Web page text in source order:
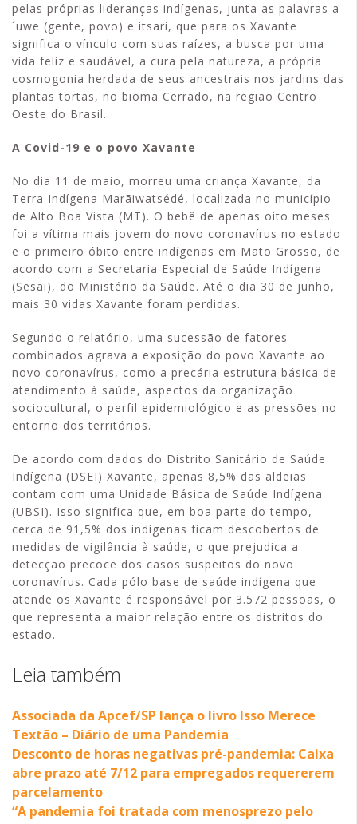
pelas próprias lideranças indígenas, junta as palavras a
´uwe (gente, povo) e itsari, que para os Xavante
significa o vínculo com suas raízes, a busca por uma
vida feliz e saudável, a cura pela natureza, a própria
cosmogonia herdada de seus ancestrais nos jardins das
plantas tortas, no bioma Cerrado, na região Centro
Oeste do Brasil.
A Covid-19 e o povo Xavante
No dia 11 de maio, morreu uma criança Xavante, da
Terra Indígena Marãiwatsédé, localizada no município
de Alto Boa Vista (MT). O bebê de apenas oito meses
foi a vítima mais jovem do novo coronavírus no estado
e o primeiro óbito entre indígenas em Mato Grosso, de
acordo com a Secretaria Especial de Saúde Indígena
(Sesai), do Ministério da Saúde. Até o dia 30 de junho,
mais 30 vidas Xavante foram perdidas.
Segundo o relatório, uma sucessão de fatores
combinados agrava a exposição do povo Xavante ao
novo coronavírus, como a precária estrutura básica de
atendimento à saúde, aspectos da organização
sociocultural, o perfil epidemiológico e as pressões no
entorno dos territórios.
De acordo com dados do Distrito Sanitário de Saúde
Indígena (DSEI) Xavante, apenas 8,5% das aldeias
contam com uma Unidade Básica de Saúde Indígena
(UBSI). Isso significa que, em boa parte do tempo,
cerca de 91,5% dos indígenas ficam descobertos de
medidas de vigilância à saúde, o que prejudica a
detecção precoce dos casos suspeitos do novo
coronavírus. Cada pólo base de saúde indígena que
atende os Xavante é responsável por 3.572 pessoas, o
que representa a maior relação entre os distritos do
estado.
Leia também
Associada da Apcef/SP lança o livro Isso Merece
Textão – Diário de uma Pandemia
Desconto de horas negativas pré-pandemia: Caixa
abre prazo até 7/12 para empregados requererem
parcelamento
“A pandemia foi tratada com menosprezo pelo